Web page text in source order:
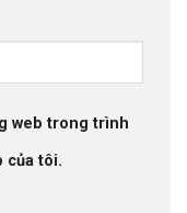
web trong trình
của tôi.